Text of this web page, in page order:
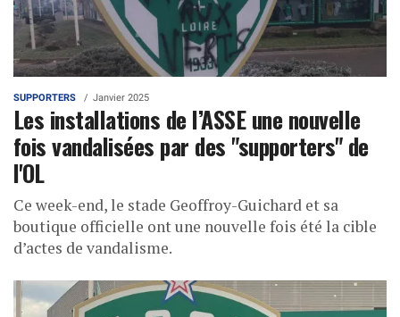
SUPPORTERS Janvier 2025
Les installations de l’ASSE une nouvelle
fois vandalisées par des "supporters" de
l'OL
Ce week-end, le stade Geoffroy-Guichard et sa
boutique officielle ont une nouvelle fois été la cible
d’actes de vandalisme.